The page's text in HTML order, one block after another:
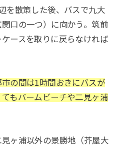
を散策した後、バスで九大
口の一つ）に向かう。筑前
ースを取りに戻らなければ
の間は1時間おきにバスが
もパームビーチや二見ヶ浦
ヶ浦以外の景勝地（芥屋大